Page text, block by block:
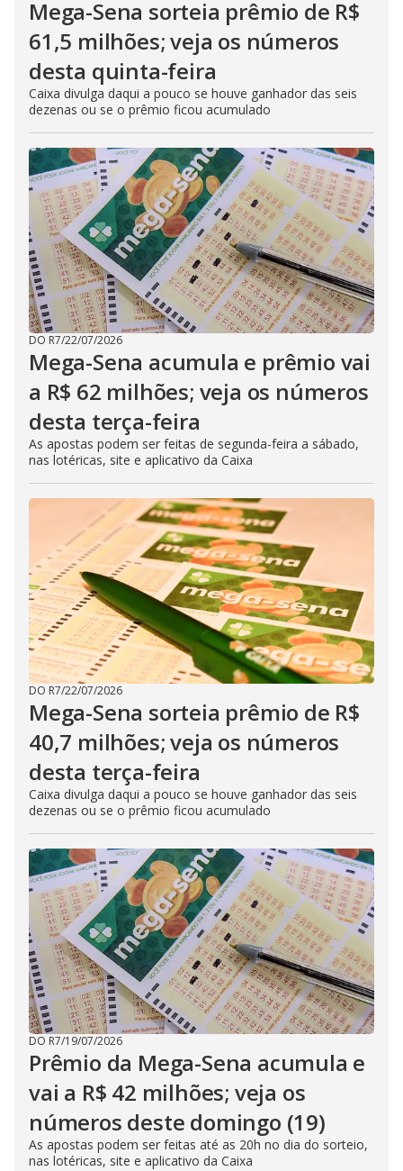
Mega-Sena sorteia prêmio de R$
61,5 milhões; veja os números
desta quinta-feira
Caixa divulga daqui a pouco se houve ganhador das seis
dezenas ou se o prêmio ficou acumulado
DO R7/22/07/2026
Mega-Sena acumula e prêmio vai
a R$ 62 milhões; veja os números
desta terça-feira
As apostas podem ser feitas de segunda-feira a sábado,
nas lotéricas, site e aplicativo da Caixa
DO R7/22/07/2026
Mega-Sena sorteia prêmio de R$
40,7 milhões; veja os números
desta terça-feira
Caixa divulga daqui a pouco se houve ganhador das seis
dezenas ou se o prêmio ficou acumulado
DO R7/19/07/2026
Prêmio da Mega-Sena acumula e
vai a R$ 42 milhões; veja os
números deste domingo (19)
As apostas podem ser feitas até as 20h no dia do sorteio,
nas lotéricas, site e aplicativo da Caixa